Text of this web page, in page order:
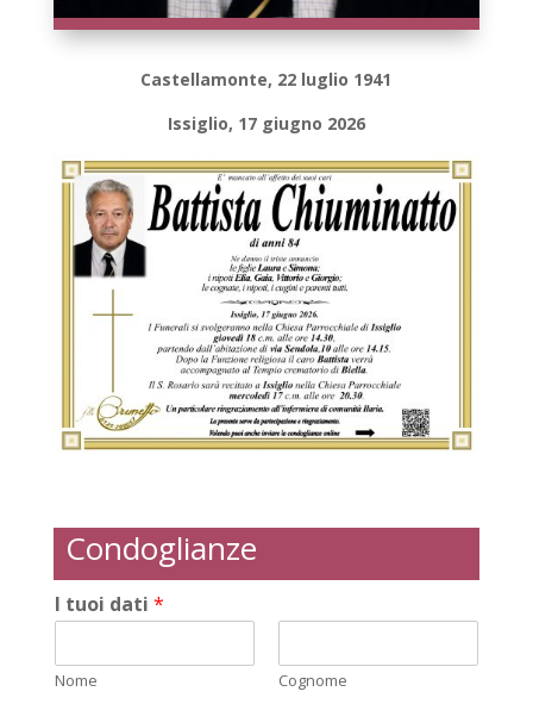
Castellamonte, 22 luglio 1941
Issiglio, 17 giugno 2026
Condoglianze
I tuoi dati *
Nome Cognome